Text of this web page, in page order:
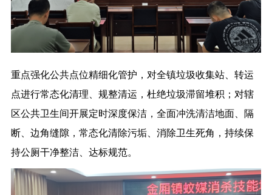
重点强化公共点位精细化管护，对全镇垃圾收集站、转运
点进行常态化清理、规整清运，杜绝垃圾滞留堆积；对辖
区公共卫生间开展定时深度保洁，全面冲洗清洁地面、隔
断、边角缝隙，常态化清除污垢、消除卫生死角，持续保
持公厕干净整洁、达标规范。